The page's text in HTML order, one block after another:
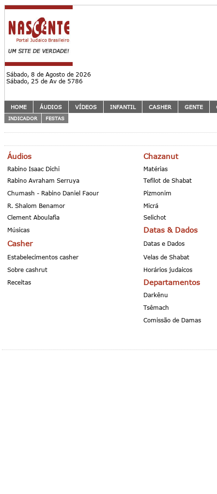
Sábado, 8 de Agosto de 2026
Sábado, 25 de Av de 5786
HOME ÁUDIOS VÍDEOS INFANTIL CASHER GENTE
INDICADOR FESTAS
Áudios Chazanut
Rabino Isaac Dichi
Matérias
Rabino Avraham Serruya
Tefilot de Shabat
Chumash - Rabino Daniel Faour
Pizmonim
R. Shalom Benamor
Micrá
Clement Aboulafia
Selichot
Músicas
Datas & Dados
Casher
Datas e Dados
Estabelecimentos casher
Velas de Shabat
Sobre cashrut
Horários judaicos
Receitas
Departamentos
Darkênu
Tsêmach
Comissão de Damas